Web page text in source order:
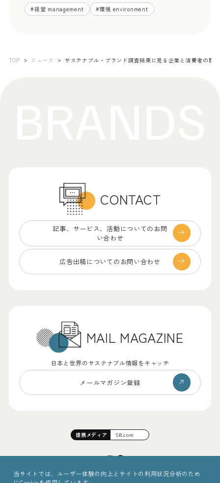
#経営 management #環境 environment
TOP ニュース サステナブル・ブランド調査結果に見る企業と消費者の関
CONTACT
記事、サービス、 活動についてのお問
い合わせ
広告出稿についての お問い合わせ
MAIL MAGAZINE
日本と世界のサステナブル情報をキャッチ
メールマガジン登録
提携メディア SB.com
当サイトでは、ユーザー体験の向上とサイトの利用状況分析のため